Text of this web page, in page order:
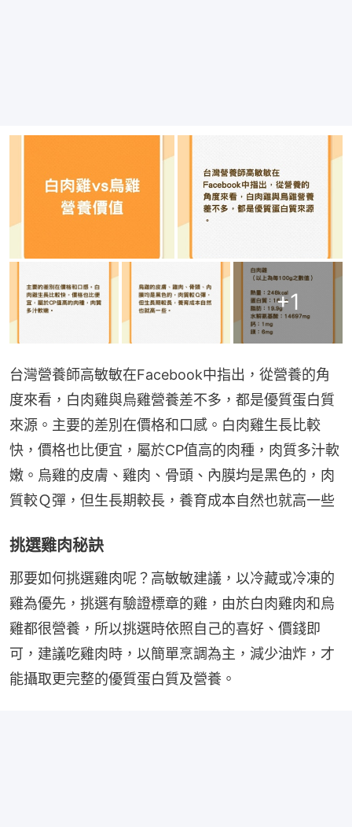
+1
台灣營養師高敏敏在Facebook中指出，從營養的角
度來看，白肉雞與烏雞營養差不多，都是優質蛋白質
來源。主要的差別在價格和口感。白肉雞生長比較
快，價格也比便宜，屬於CP值高的肉種，肉質多汁軟
嫩。烏雞的皮膚、雞肉、骨頭、內膜均是黑色的，肉
質較Ｑ彈，但生長期較長，養育成本自然也就高一些
挑選雞肉秘訣
那要如何挑選雞肉呢？高敏敏建議，以冷藏或冷凍的
雞為優先，挑選有驗證標章的雞，由於白肉雞肉和烏
雞都很營養，所以挑選時依照自己的喜好、價錢即
可，建議吃雞肉時，以簡單烹調為主，減少油炸，才
能攝取更完整的優質蛋白質及營養。